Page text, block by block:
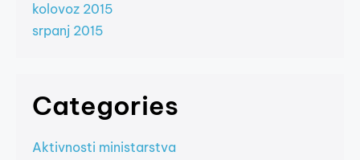
kolovoz 2015
srpanj 2015
Categories
Aktivnosti ministarstva